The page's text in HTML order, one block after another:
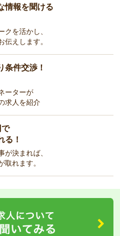
情報を聞ける
クを活かし、
伝えします。
条件交渉！
ーターが
求人を紹介
で
る！
が決まれば、
取れます。